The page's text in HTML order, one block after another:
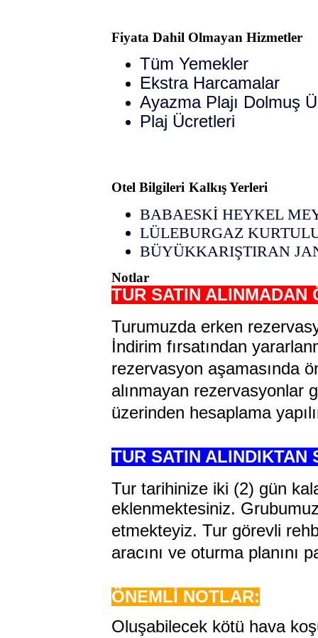
Fiyata Dahil Olmayan Hizmetler
Tüm Yemekler
Ekstra Harcamalar
Ayazma Plajı Dolmuş
Plaj Ücretleri
Otel Bilgileri Kalkış Yerleri
BABAESKİ HEYKEL
LÜLEBURGAZ
BÜYÜKKARIŞTIRAN
Notlar
TUR SATIN ALINMADAN
Turumuzda erken
İndirim fırsatından
rezervasyon aşamasında
alınmayan rezervasyonlar
üzerinden hesaplama
TUR SATIN ALINDIKTAN
Tur tarihinize iki (2) gün
eklenmektesiniz.
etmekteyiz. Tur görevli
aracını ve oturma planını
ÖNEMLİ NOTLAR:
Oluşabilecek kötü hava